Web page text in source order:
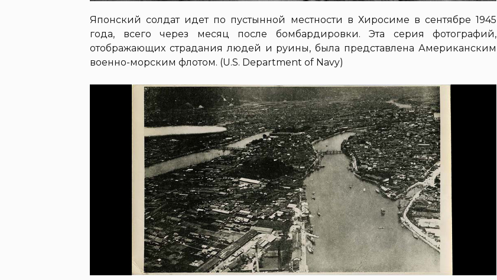
Японский солдат идет по пустынной местности в Хиросиме в сентябре 1945
года, всего через месяц после бомбардировки. Эта серия фотографий,
отображающих страдания людей и руины, была представлена Американским
военно-морским флотом. (U.S. Department of Navy)